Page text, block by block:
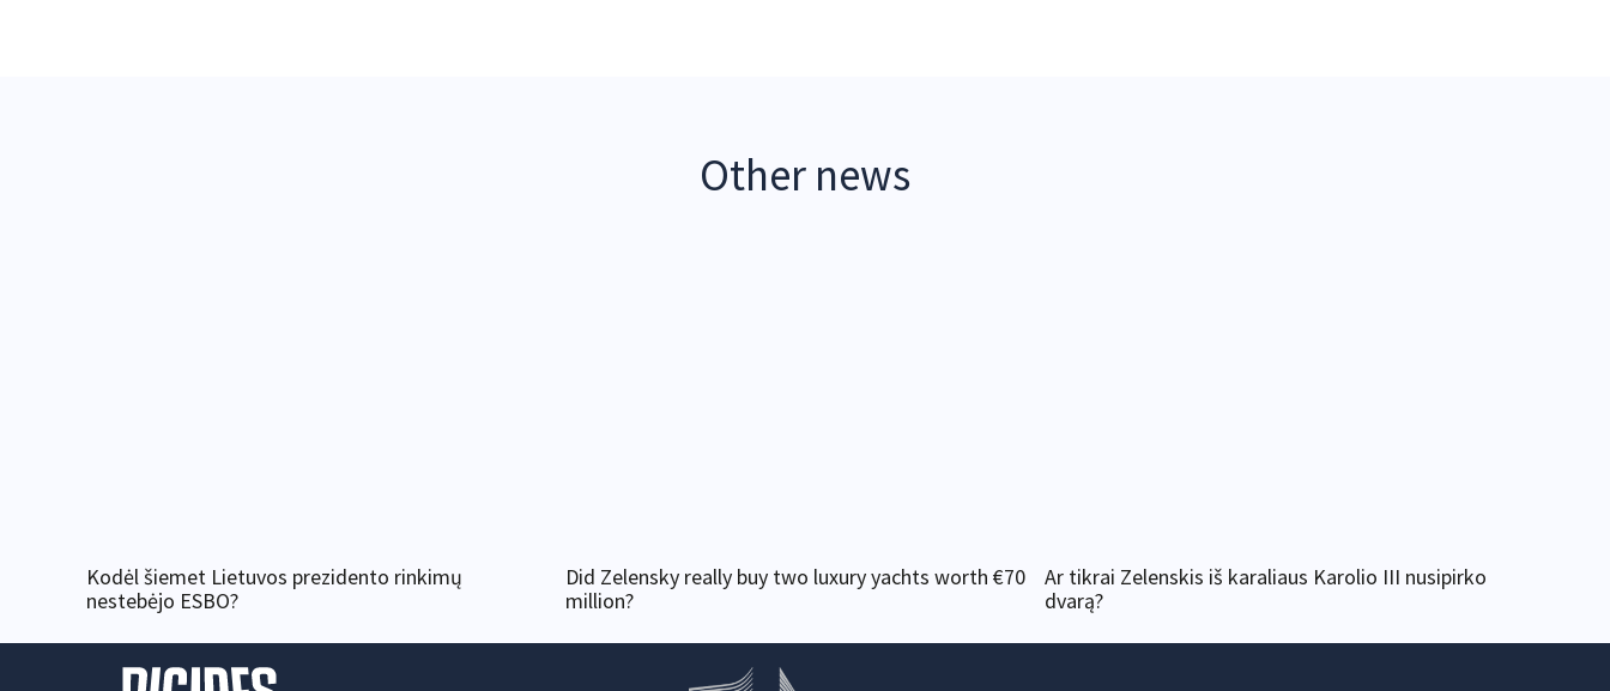
Other news
Kodėl šiemet Lietuvos prezidento rinkimų
nestebėjo ESBO?
Did Zelensky really buy two luxury yachts worth €70
million?
Ar tikrai Zelenskis iš karaliaus Karolio III nusipirko
dvarą?